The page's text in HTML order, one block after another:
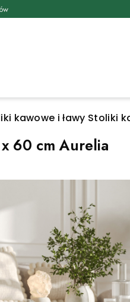
kawowe i ławy Stoliki
60 cm Aurelia